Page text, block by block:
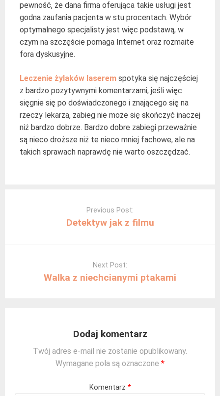
pewność, że dana firma oferująca takie usługi jest
godna zaufania pacjenta w stu procentach. Wybór
optymalnego specjalisty jest więc podstawą, w
czym na szczęście pomaga Internet oraz rozmaite
fora dyskusyjne.
Leczenie żylaków laserem spotyka się najczęściej
z bardzo pozytywnymi komentarzami, jeśli więc
sięgnie się po doświadczonego i znającego się na
rzeczy lekarza, zabieg nie może się skończyć inaczej
niż bardzo dobrze. Bardzo dobre zabiegi przeważnie
są nieco droższe niż te nieco mniej fachowe, ale na
takich sprawach naprawdę nie warto oszczędzać.
Previous Post:
Detektyw jak z filmu
Next Post:
Walka z niechcianymi ptakami
Dodaj komentarz
Twój adres e-mail nie zostanie opublikowany.
Wymagane pola są oznaczone *
Komentarz *